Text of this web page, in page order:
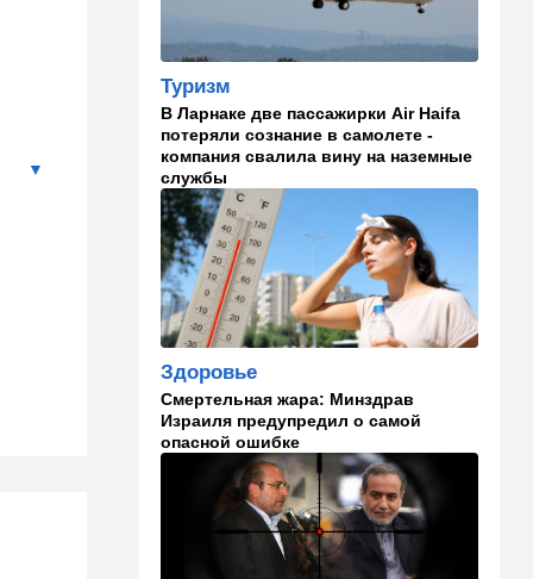
12:46 Спорт
Иранский режим получил
удар по самолюбию -
публично, от женщин, из
Австралии
11:49 Общество
11 лет в бегах: в Бен-
Гурионе арестован педофил,
орудовавший в Хайфе,
Крайот и Кирьят-Шмоне
11:35 Израиль
США и Израиль могут
перейти к беспрецедентному
оборонному партнерству
11:03 Общество
Найдено сильно
разложившееся тело:
поиски 23-летнего парня
приняли трагический оборот
Туризм
В Ларнаке две пассажирки Air Haifa
потеряли сознание в самолете -
компания свалила вину на наземные
службы
Здоровье
Смертельная жара: Минздрав
Израиля предупредил о самой
опасной ошибке